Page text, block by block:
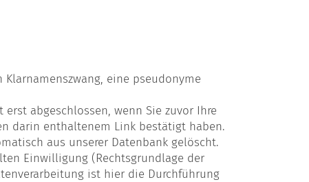
eine pseudonyme
abgeschlossen, wenn Sie zuvor Ihre
darin enthaltenem Link bestätigt haben.
aus unserer Datenbank gelöscht.
Einwilligung (Rechtsgrundlage der
ist hier die Durchführung